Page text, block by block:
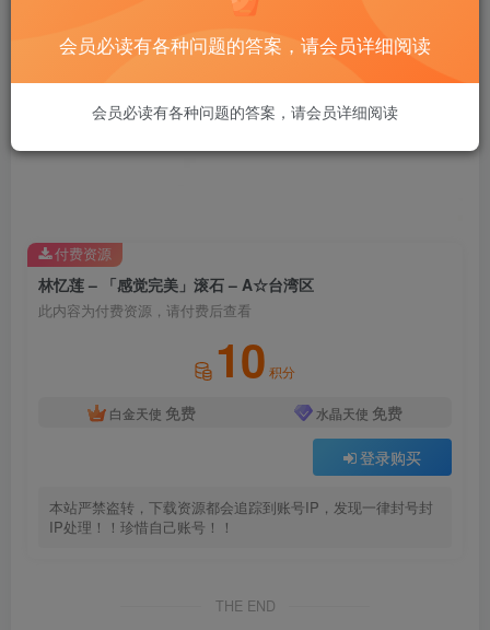
林忆莲 – 「感觉完美」滚石 – A☆台湾区
此内容为付费资源，请付费后查看
10 积分
白金天使 免费 水晶天使 免费
登录购买
本站严禁盗转，下载资源都会追踪到账号IP，发现一律封号封
IP处理！！珍惜自己账号！！
付费资源
THE END
会员必读有各种问题的答案，请会员详细阅读
会员必读有各种问题的答案，请会员详细阅读